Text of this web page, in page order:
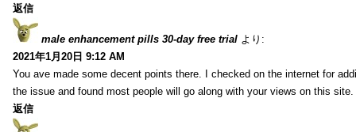
返信
male enhancement pills 30-day free trial より:
2021年1月20日 9:12 AM
You ave made some decent points there. I checked on the internet for
the issue and found most people will go along with your views on this site.
返信